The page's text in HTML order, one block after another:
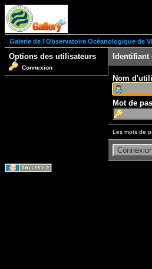
Galerie de l'Observatoire Océanologique de
Options des utilisateurs
Connexion
Nom
Mot de
Les mots de